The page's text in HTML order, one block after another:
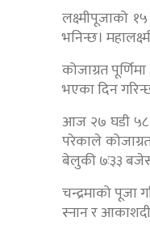
लक्ष्मीपूजाको
भनिन्छ।
कोजाग्रत
भएका दिन
आज २७ घडी ५८
परेकाले
बेलुकी ७ः३३
चन्द्रमाको पूजा
स्नान र